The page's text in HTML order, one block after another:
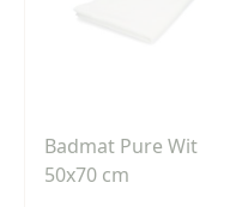
Badmat Pure Wit
50x70 cm